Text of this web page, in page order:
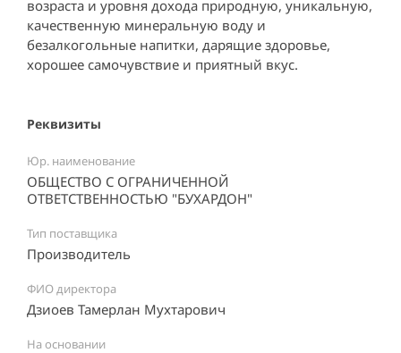
возраста и уровня дохода природную, уникальную,
качественную минеральную воду и
безалкогольные напитки, дарящие здоровье,
хорошее самочувствие и приятный вкус.
Реквизиты
Юр. наименование
ОБЩЕСТВО С ОГРАНИЧЕННОЙ
ОТВЕТСТВЕННОСТЬЮ "БУХАРДОН"
Тип поставщика
Производитель
ФИО директора
Дзиоев Тамерлан Мухтарович
На основании